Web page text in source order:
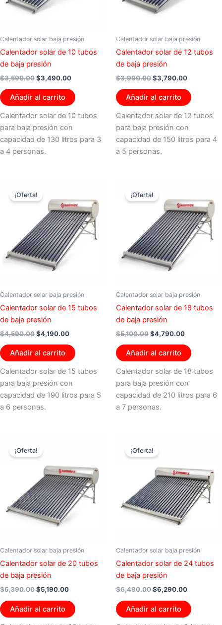
Calentador solar baja presión
Calentador solar de 10 tubos
de baja presión
$3,590.00$3,490.00
Añadir al carrito
Calentador solar de 10 tubos
para baja presión con
capacidad de 130 litros para 3
a 4 personas.
Calentador solar baja presión
Calentador solar de 12 tubos
de baja presión
$3,990.00$3,790.00
Añadir al carrito
Calentador solar de 12 tubos
para baja presión con
capacidad de 150 litros para 4
a 5 personas.
¡Oferta!
Calentador solar baja presión
Calentador solar de 15 tubos
de baja presión
$4,590.00
precio
original
era:
$4,590.00.
$4,190.00
actual
es:
$4,190.00.
Añadir al carrito
Calentador solar de 15 tubos
para baja presión con
capacidad de 190 litros para 5
a 6 personas.
¡Oferta!
Calentador solar baja presión
Calentador solar de 18 tubos
de baja presión
$5,100.00
precio
original
$5,100.00.
$4,790.00
actual
es:
$4,790.00.
Añadir al carrito
Calentador solar de 18 tubos
para baja presión con
capacidad de 210 litros para 6
a 7 personas.
¡Oferta!
Calentador solar baja presión
Calentador solar de 20 tubos
de baja presión
$5,390.00
precio
original
$5,390.00.
$5,190.00
$5,190.00.
Añadir al carrito
¡Oferta!
Calentador solar baja presión
Calentador solar de 24 tubos
de baja presión
$6,490.00
precio
original
$6,490.00.
$6,290.00
Añadir al carrito